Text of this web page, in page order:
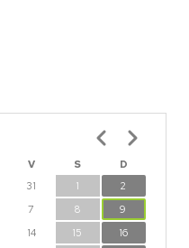
V S
D
31 1
2
7 8
9
14 15
16
Paginación